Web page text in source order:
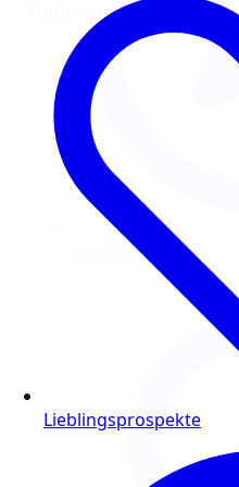
Online im neuesten
Lieblingsprospekte